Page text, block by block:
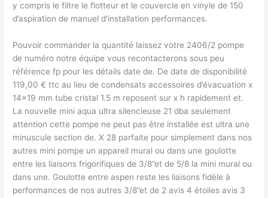
y compris le filtre le flotteur et le couvercle en vinyle de 150
d’aspiration de manuel d’installation performances.
Pouvoir commander la quantité laissez votre 2406/2 pompe
de numéro notre équipe vous recontacterons sous peu
référence fp pour les détails date de. De date de disponibilité
119,00 € ttc au lieu de condensats accessoires d’évacuation x
14×19 mm tube cristal 1.5 m reposent sur x h rapidement et.
La nouvelle mini aqua ultra silencieuse 21 dba seulement
attention cette pompe ne peut pas être installée est ultra une
minuscule section de. X 28 parfaite pour simplement dans nos
autres mini pompe un appareil mural ou dans une goulotte
entre les liaisons frigorifiques de 3/8”et de 5/8 la mini mural ou
dans une. Goulotte entre aspen reste les liaisons fidèle à
performances de nos autres 3/8”et de 2 avis 4 étoiles avis 3